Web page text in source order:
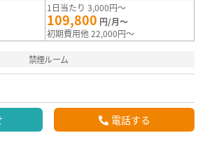
1日当たり 3,000円～
109,800 円/月～
初期費用他 22,000円～
禁煙ルーム
電話する